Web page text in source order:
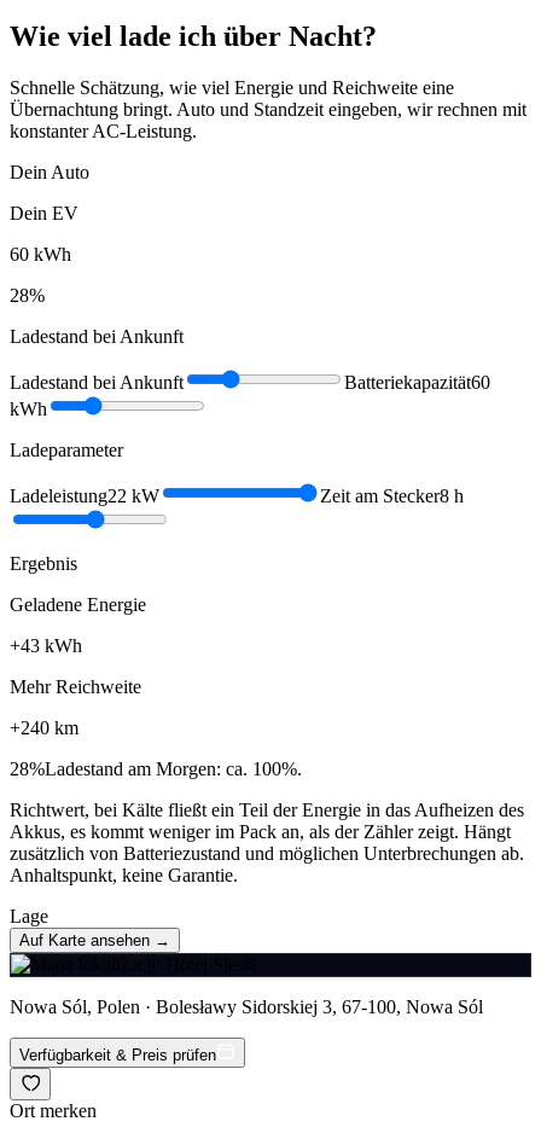
Wie viel lade ich über Nacht?
Schnelle Schätzung, wie viel Energie und Reichweite eine
Übernachtung bringt. Auto und Standzeit eingeben, wir rechnen mit
konstanter AC-Leistung.
Dein Auto
Dein EV
60 kWh
28%
Ladestand bei Ankunft
Ladestand bei Ankunft Batteriekapazität60
kWh
Ladeparameter
Ladeleistung22 kW Zeit am Stecker8 h
Ergebnis
Geladene Energie
+43 kWh
Mehr Reichweite
+240 km
28%Ladestand am Morgen: ca. 100%.
Richtwert, bei Kälte fließt ein Teil der Energie in das Aufheizen des
Akkus, es kommt weniger im Pack an, als der Zähler zeigt. Hängt
zusätzlich von Batteriezustand und möglichen Unterbrechungen ab.
Anhaltspunkt, keine Garantie.
Lage
Auf Karte ansehen →
Nowa Sól, Polen · Bolesławy Sidorskiej 3, 67-100, Nowa Sól
Verfügbarkeit & Preis prüfen
Ort merken